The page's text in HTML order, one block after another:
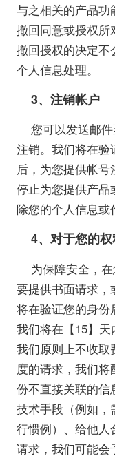
与之相关的产品
撤回同意或授权所
撤回授权的决定不
个人信息处理。
3、注销帐户
您可以发送邮
注销。我们将在
后，为您提供帐
停止为您提供产品
除您的个人信息或
4、对于您的
为保障安全，
要提供书面请求，
将在验证您的身份
我们将在【15】天
我们原则上不收取
度的请求，我们
份不直接关联的信
技术手段（例如
行惯例）、给他人
请求，我们可能会